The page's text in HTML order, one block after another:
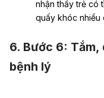
nhận thấy trẻ có
quấy khóc nhiều
6. Bước 6: Tắm,
bệnh lý